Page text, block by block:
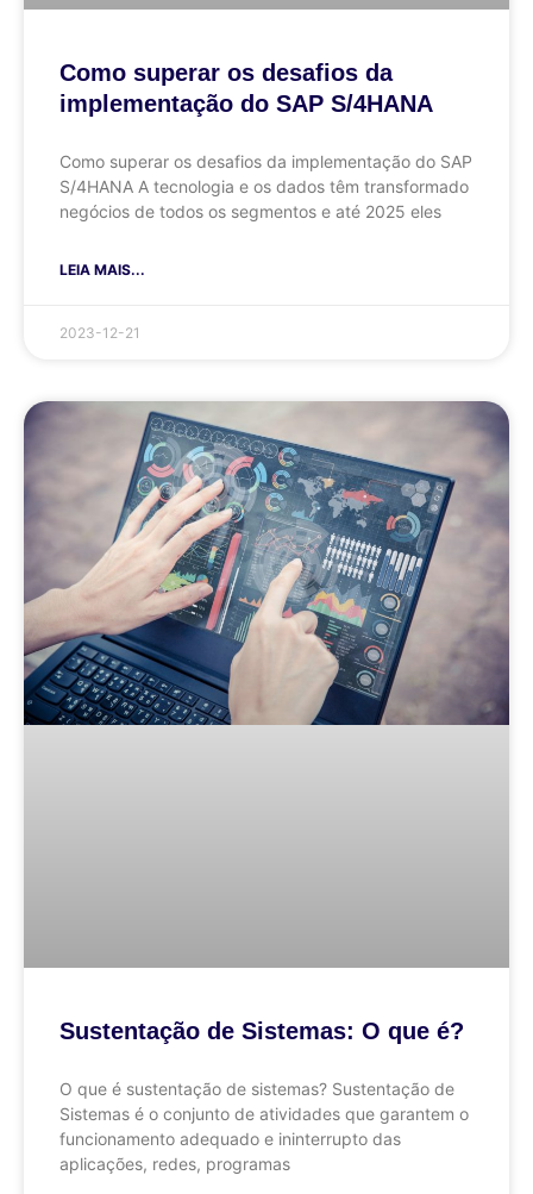
Como superar os desafios da
implementação do SAP S/4HANA
Como superar os desafios da implementação do SAP
S/4HANA A tecnologia e os dados têm transformado
negócios de todos os segmentos e até 2025 eles
LEIA MAIS...
2023-12-21
Sustentação de Sistemas: O que é?
O que é sustentação de sistemas? Sustentação de
Sistemas é o conjunto de atividades que garantem o
funcionamento adequado e ininterrupto das
aplicações, redes, programas